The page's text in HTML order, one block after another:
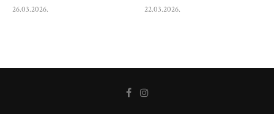
26.03.2026. 22.03.2026.